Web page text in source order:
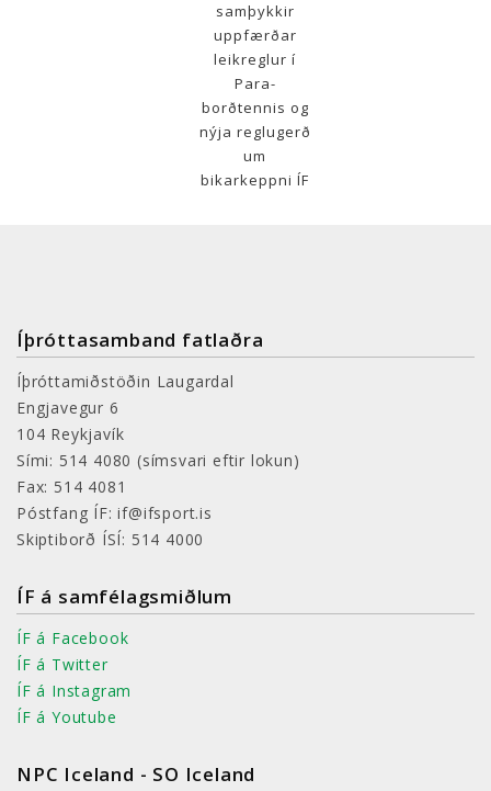
samþykkir
uppfærðar
leikreglur í
Para-
borðtennis og
nýja reglugerð
um
bikarkeppni ÍF
Íþróttasamband fatlaðra
Íþróttamiðstöðin Laugardal
Engjavegur 6
104 Reykjavík
Sími: 514 4080(símsvari eftir lokun)
Fax: 514 4081
Póstfang ÍF: if@ifsport.is
Skiptiborð ÍSÍ: 514 4000
ÍF á samfélagsmiðlum
ÍF á Facebook
ÍF á Twitter
ÍF á Instagram
ÍF á Youtube
NPC Iceland - SO Iceland